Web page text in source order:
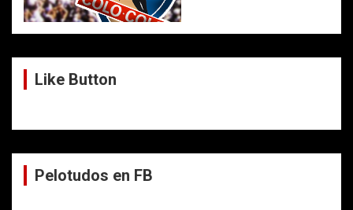
Like Button
Pelotudos en FB